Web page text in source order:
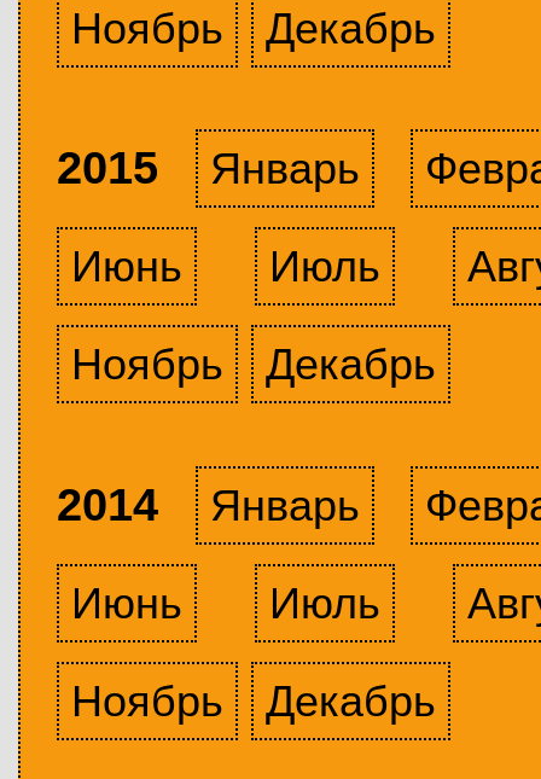
Ноябрь
Декабрь
2015 Январь
Июнь
Июль
Ноябрь
Декабрь
2014 Январь
Июнь
Июль
Ноябрь
Декабрь